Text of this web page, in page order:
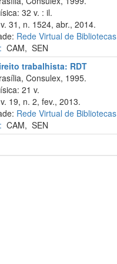
32 v. : il.
31, n. 1524, abr., 2014.
Rede Virtual de Bibliotecas
CAM,SEN
trabalhista: RDT
Consulex, 1995.
21 v.
19, n. 2, fev., 2013.
Rede Virtual de Bibliotecas
CAM,SEN